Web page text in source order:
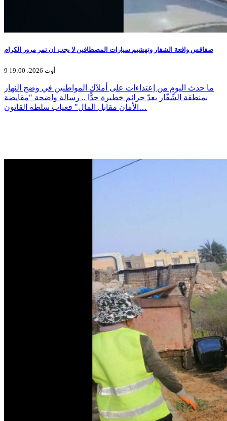
صفاقس واقعة الشفار وتهشيم سيارات المصطافين لا يجب ان تمر مرور الكرام
9 أوت 2026، 19:00
ما حدث اليوم من إعتداءات على أملآك المواطنين في وضح النهار
بمنطقة الشّفّار يعدّ جرائم خطيرة جدًّا .. رسالة واضحة "مقايضة
الأمان مقابل المال" فغياب سلطة القانون…